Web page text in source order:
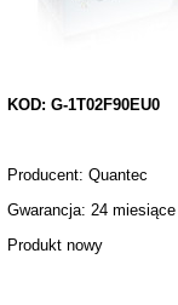
KOD: G-1T02F90EU0
Producent: Quantec
Gwarancja: 24 miesiące
Produkt nowy